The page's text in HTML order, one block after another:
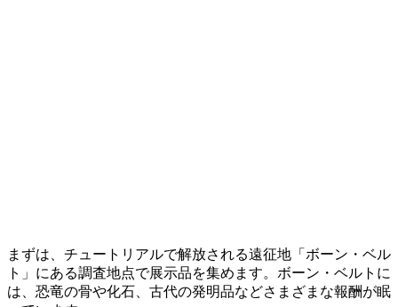
まずは、チュートリアルで解放される遠征地「ボーン・ベル
ト」にある調査地点で展示品を集めます。ボーン・ベルトに
は、恐竜の骨や化石、古代の発明品などさまざまな報酬が眠